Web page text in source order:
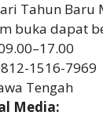
Tahun Baru
buka dapat
1516-7969
Tengah
Media: